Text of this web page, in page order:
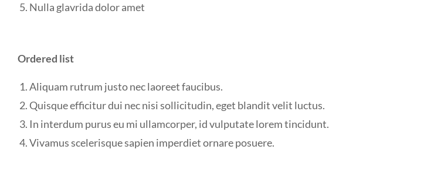
Nulla glavrida dolor amet
Ordered list
Aliquam rutrum justo nec laoreet faucibus.
Quisque efficitur dui nec nisi sollicitudin, eget blandit velit luctus.
In interdum purus eu mi ullamcorper, id vulputate lorem tincidunt.
Vivamus scelerisque sapien imperdiet ornare posuere.